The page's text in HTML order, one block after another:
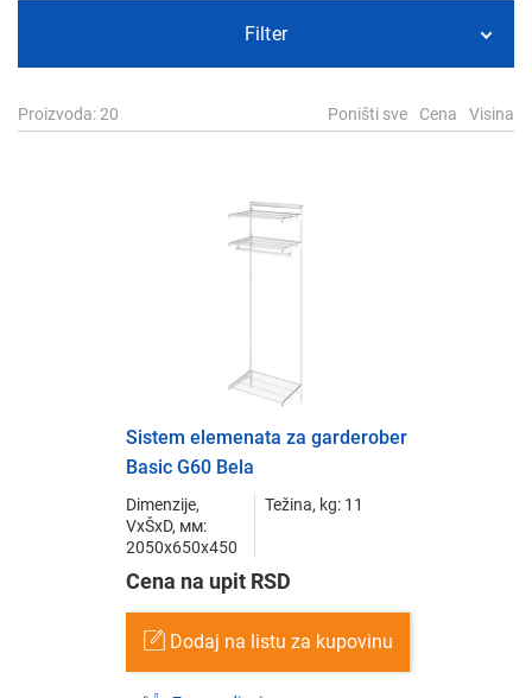
Filter
Proizvoda: 20 Poništi sve Cena Visina
Sistem elemenata za garderober
Basic G60 Bela
Dimenzije,
VxŠxD, мм:
2050x650x450
Težina, kg: 11
Cena na upit RSD
Dodaj na listu za kupovinu